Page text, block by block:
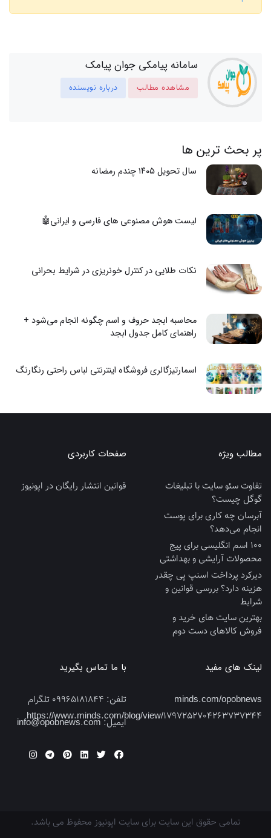
سامانه پیامکی جوان پیامک
مشاهده مطالب درباره نویسنده
پر بحث ترین ها
سال تحویل ۱۴۰۵ چندم رمضانه
لیست هوش مصنوعی های فارسی و ایرانی🤖
نکات طلایی در کنترل خونریزی در شرایط بحرانی
محاسبه ابجد حروف و اسم چگونه انجام می‌شود +
راهنمای کامل جدول ابجد
اسمارتیزگالری فروشگاه اینترنتی لباس راحتی رنگارنگ
مطالب ویژه
تفاوت سئو سایت با تبلیغات
گوگل چیست؟
آبرسان چه کاری برای پوست
انجام می‌دهد؟
100 اسم انگلیسی برای پیج
محصولات آرایشی و بهداشتی
دیرکرد پرداخت اسنپ پی چقدر
هزینه دارد؟ بررسی قوانین و
شرایط
بهترین سایت‌ های خرید و
فروش کالاهای دست‌ دوم
صفحات کاربردی
قوانین انتشار رایگان در اپونیوز
لینک های مفید
minds.com/opobnews
https://www.minds.com/blog/view/1797252704263737344
با ما تماس بگیرید
تلفن:
ایمیل:info@opobnews.com
تمامی حقوق این سایت برای سایت اپونیوز محفوظ می باشد.